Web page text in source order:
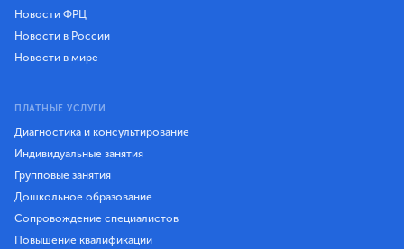
Новости ФРЦ
Новости в России
Новости в мире
ПЛАТНЫЕ УСЛУГИ
Диагностика и консультирование
Индивидуальные занятия
Групповые занятия
Дошкольное образование
Сопровождение специалистов
Повышение квалификации